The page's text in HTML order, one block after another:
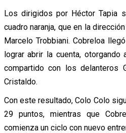
Los dirigidos por Héctor Tapia
cuadro naranja, que en la
Marcelo Trobbiani. Cobreloa
lograr abrir la cuenta, otorgando
compartido con los delanteros
Cristaldo.
Con este resultado, Colo Colo
29 puntos, mientras que
comienza un ciclo con nuevo